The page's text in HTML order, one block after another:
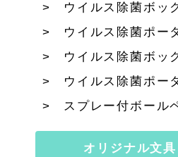
ウイルス除菌ボッ
ウイルス除菌ポー
ウイルス除菌ボッ
ウイルス除菌ポー
スプレー付ボール
オリジナル文